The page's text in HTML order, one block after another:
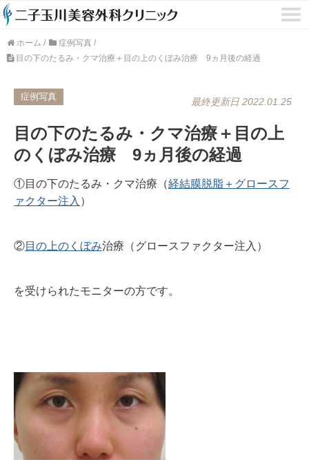
ホーム / 症例写真 /
目の下のたるみ・クマ治療＋目の上のくぼみ治療 9ヵ月後の経過
症例写真 最終更新日 2022.01.25
目の下のたるみ・クマ治療＋目の上
のくぼみ治療 9ヵ月後の経過
①目の下のたるみ・クマ治療（経結膜脱脂＋グロースフ
ァクター注入 ）
②目の上のくぼみ治療（グロースファクター注入）
を受けられたモニターの方です。